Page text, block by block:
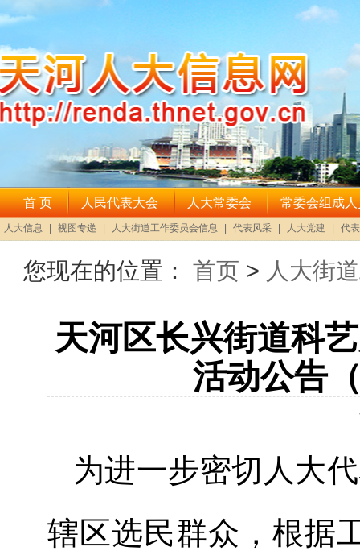
您现在的位置： 首页 > 人大街
天河区长兴街道科
活动公告
为进一步密切人大
辖区选民群众，根据